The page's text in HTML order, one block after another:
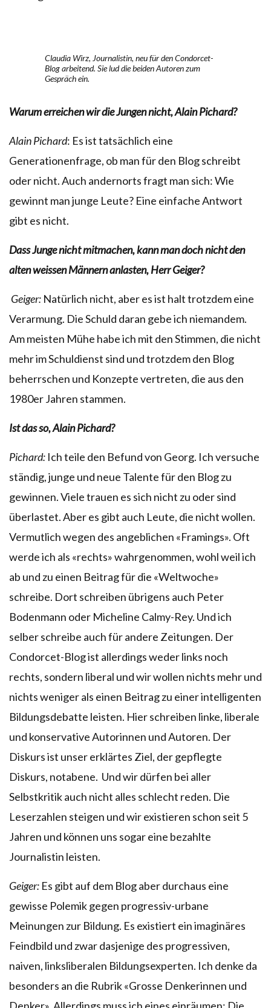
Claudia Wirz, Journalistin, neu für den Condorcet-
Blog arbeitend. Sie lud die beiden Autoren zum
Gespräch ein.
Warum erreichen wir die Jungen nicht, Alain Pichard?
Alain Pichard: Es ist tatsächlich eine
Generationenfrage, ob man für den Blog schreibt
oder nicht. Auch andernorts fragt man sich: Wie
gewinnt man junge Leute? Eine einfache Antwort
gibt es nicht.
Dass Junge nicht mitmachen, kann man doch nicht den
alten weissen Männern anlasten, Herr Geiger?
Geiger: Natürlich nicht, aber es ist halt trotzdem eine
Verarmung. Die Schuld daran gebe ich niemandem.
Am meisten Mühe habe ich mit den Stimmen, die nicht
mehr im Schuldienst sind und trotzdem den Blog
beherrschen und Konzepte vertreten, die aus den
1980er Jahren stammen.
Ist das so, Alain Pichard?
Pichard: Ich teile den Befund von Georg. Ich versuche
ständig, junge und neue Talente für den Blog zu
gewinnen. Viele trauen es sich nicht zu oder sind
überlastet. Aber es gibt auch Leute, die nicht wollen.
Vermutlich wegen des angeblichen «Framings». Oft
werde ich als «rechts» wahrgenommen, wohl weil ich
ab und zu einen Beitrag für die «Weltwoche»
schreibe. Dort schreiben übrigens auch Peter
Bodenmann oder Micheline Calmy-Rey. Und ich
selber schreibe auch für andere Zeitungen. Der
Condorcet-Blog ist allerdings weder links noch
rechts, sondern liberal und wir wollen nichts mehr und
nichts weniger als einen Beitrag zu einer intelligenten
Bildungsdebatte leisten. Hier schreiben linke, liberale
und konservative Autorinnen und Autoren. Der
Diskurs ist unser erklärtes Ziel, der gepflegte
Diskurs, notabene. Und wir dürfen bei aller
Selbstkritik auch nicht alles schlecht reden. Die
Leserzahlen steigen und wir existieren schon seit 5
Jahren und können uns sogar eine bezahlte
Journalistin leisten.
Geiger: Es gibt auf dem Blog aber durchaus eine
gewisse Polemik gegen progressiv-urbane
Meinungen zur Bildung. Es existiert ein imaginäres
Feindbild und zwar dasjenige des progressiven,
naiven, linksliberalen Bildungsexperten. Ich denke da
besonders an die Rubrik «Grosse Denkerinnen und